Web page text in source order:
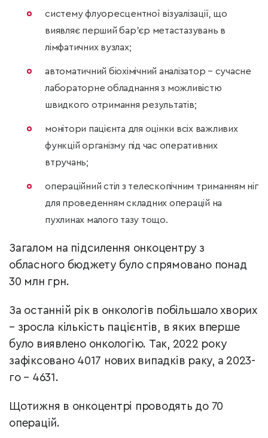
систему флуоресцентної візуалізації, що
виявляє перший бар’єр метастазувань в
лімфатичних вузлах;
автоматичний біохімічний аналізатор – сучасне
лабораторне обладнання з можливістю
швидкого отримання результатів;
монітори пацієнта для оцінки всіх важливих
функцій організму під час оперативних
втручань;
операційний стіл з телескопічним триманням ніг
для проведенням складних операцій на
пухлинах малого тазу тощо.
Загалом на підсилення онкоцентру з
обласного бюджету було спрямовано понад
30 млн грн.
За останній рік в онкологів побільшало хворих
– зросла кількість пацієнтів, в яких вперше
було виявлено онкологію. Так, 2022 року
зафіксовано 4017 нових випадків раку, а 2023-
го – 4631.
Щотижня в онкоцентрі проводять до 70
операцій.